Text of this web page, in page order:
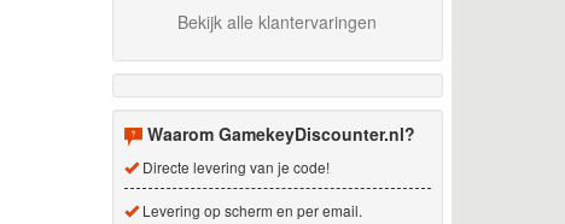
Bekijk alle klantervaringen
Waarom GamekeyDiscounter.nl?
Directe levering van je code!
Levering op scherm en per email.